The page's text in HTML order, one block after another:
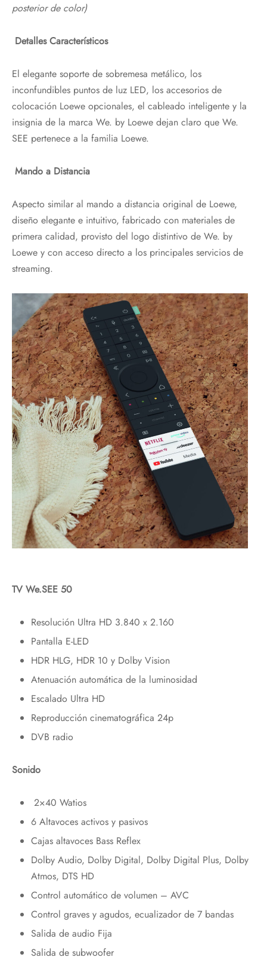
posterior de color)
Detalles Característicos
El elegante soporte de sobremesa metálico, los
inconfundibles puntos de luz LED, los accesorios de
colocación Loewe opcionales, el cableado inteligente y la
insignia de la marca We. by Loewe dejan claro que We.
SEE pertenece a la familia Loewe.
Mando a Distancia
Aspecto similar al mando a distancia original de Loewe,
diseño elegante e intuitivo, fabricado con materiales de
primera calidad, provisto del logo distintivo de We. by
Loewe y con acceso directo a los principales servicios de
streaming.
TV We.SEE 50
Resolución Ultra HD 3.840 x 2.160
Pantalla E-LED
HDR HLG, HDR 10 y Dolby Vision
Atenuación automática de la luminosidad
Escalado Ultra HD
Reproducción cinematográfica 24p
DVB radio
Sonido
2×40 Watios
6 Altavoces activos y pasivos
Cajas altavoces Bass Reflex
Dolby Audio, Dolby Digital, Dolby Digital Plus, Dolby
Atmos, DTS HD
Control automático de volumen – AVC
Control graves y agudos, ecualizador de 7 bandas
Salida de audio Fija
Salida de subwoofer